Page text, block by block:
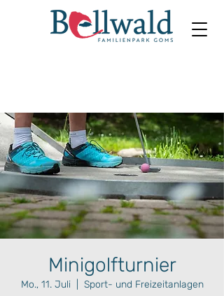
Minigolfturnier
Mo., 11. Juli
  |
Sport- und Freizeitanlagen